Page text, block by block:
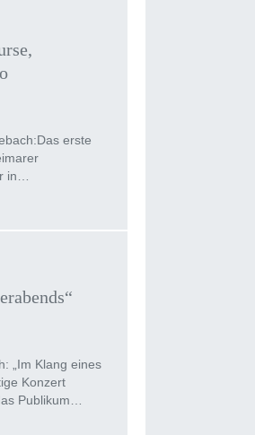
erste
in…
„Im Klang eines
Konzert
Publikum…